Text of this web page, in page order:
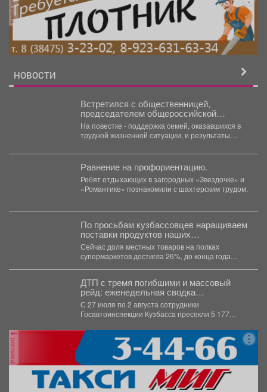
реклама
НОВОСТИ
Встретился с общественницей,
председателем общероссийской
организации «Фонд защиты детей»
Марией Львовой-Беловой.
На повестке - поддержка семей, оказавшихся в
трудной жизненной ситуации, и результаты
Равнение на профориентацию.
Ребят отдыхающих в загородных «Звездочке» и
«Романтике» познакомили с шахтерским трудом.
По просьбам кузбассовцев наращиваем
поставки продуктов наших
производителей в торговые сети.
Сейчас доля местных товаров на полках
супермаркетов достигла 26%, до конца года
ДТП с тремя погибшими и массовый
рейд: еженедельная сводка
Госавтоинспекции Кузбасса
С 27 июля по 2 августа сотрудники
Госавтоинспекции Кузбасса пресекли 5 177
реклама